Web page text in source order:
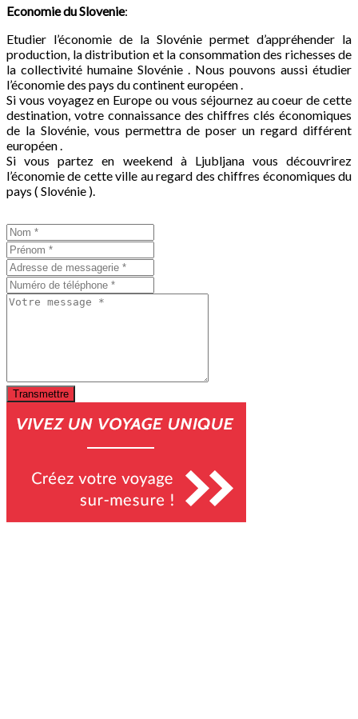
Economie duSlovenie:
Etudier l’économie de la Slovénie permet d’appréhender la
production, la distribution et la consommation des richesses de
la collectivité humaine Slovénie . Nous pouvons aussi étudier
l’économie des pays du continent européen .
Si vous voyagez en Europe ou vous séjournez au coeur de cette
destination, votre connaissance des chiffres clés économiques
de la Slovénie, vous permettra de poser un regard différent
européen .
Si vous partez en weekend à Ljubljana vous découvrirez
l’économie de cette ville au regard des chiffres économiques du
pays ( Slovénie ).